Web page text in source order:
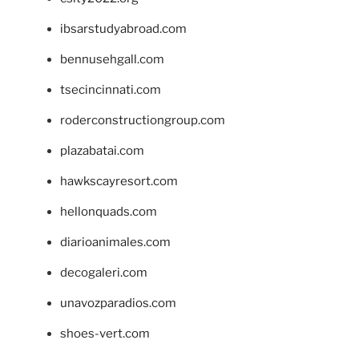
ibsarstudyabroad.com
bennusehgall.com
tsecincinnati.com
roderconstructiongroup.com
plazabatai.com
hawkscayresort.com
hellonquads.com
diarioanimales.com
decogaleri.com
unavozparadios.com
shoes-vert.com